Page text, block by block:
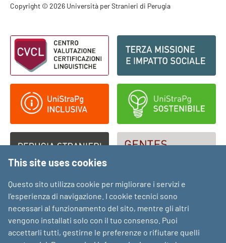
Footer - Copyright
Copyright © 2026 Università per Stranieri di Perugia
Footer - Loghi
This site uses cookies
Questo sito utilizza cookie per migliorare i servizi e
l’esperienza di navigazione. I cookie tecnici sono
necessari al funzionamento del sito, mentre gli altri
vengono installati solo con il tuo consenso. Puoi
accettarli tutti, gestirne le preferenze o rifiutare quelli